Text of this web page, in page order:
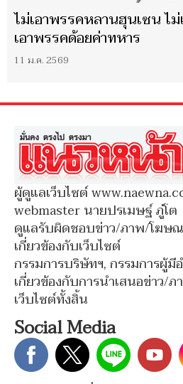
ไม่เอาพรรคหลานฮุนเซน ไม่
เอาพรรคด้อยค่าทหาร
11 ม.ค. 2569
ผู้ดูแลเว็บไซต์
webmaster นายปรเมษฐ์ ภู่โต
ดูแลรับผิดชอบข่าว/ภาพ/โฆษ
เกี่ยวข้องกับเว็บไซต์
กรรมการบริษัทฯ, กรรมการผู้มี
เกี่ยวข้องกับการนำเสนอข่าว/
เว็บไซต์ทั้งสิ้น
Social Media